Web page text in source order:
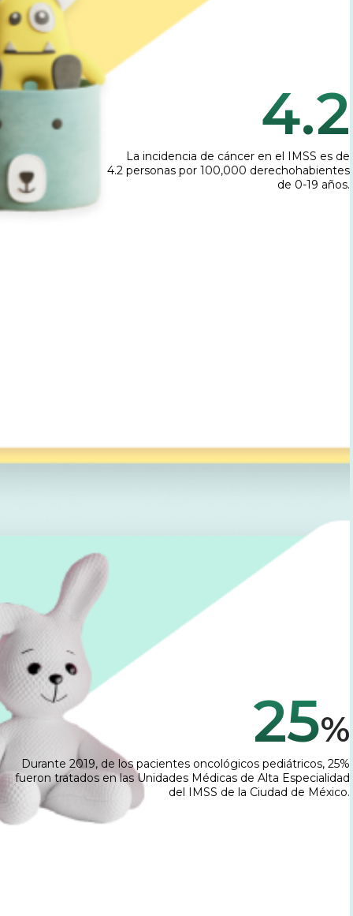
4.2
La incidencia de cáncer en el IMSS es de
4.2 personas por 100,000 derechohabientes
de 0-19 años.
25%
Durante 2019, de los pacientes oncológicos pediátricos, 25%
fueron tratados en las Unidades Médicas de Alta Especialidad
del IMSS de la Ciudad de México.